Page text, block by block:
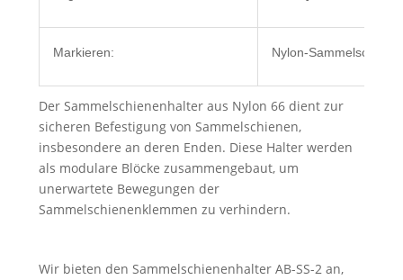
Markieren: Nylon-
Der Sammelschienenhalter aus Nylon 66 dient zur
sicheren Befestigung von Sammelschienen,
insbesondere an deren Enden. Diese Halter werden
als modulare Blöcke zusammengebaut, um
unerwartete Bewegungen der
Sammelschienenklemmen zu verhindern.
Wir bieten den Sammelschienenhalter AB-SS-2 an,